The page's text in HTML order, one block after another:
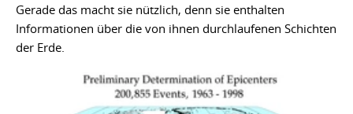
Gerade das macht sie nützlich, denn sie enthalten
Informationen über die von ihnen durchlaufenen Schichten
der Erde.